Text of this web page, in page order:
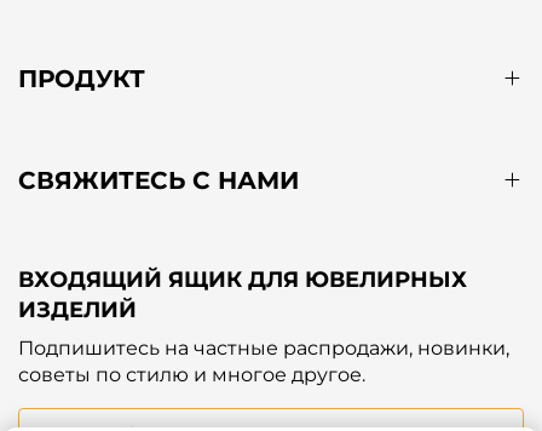
ПРОДУКТ
СВЯЖИТЕСЬ С НАМИ
ВХОДЯЩИЙ ЯЩИК ДЛЯ ЮВЕЛИРНЫХ
ИЗДЕЛИЙ
Подпишитесь на частные распродажи, новинки,
советы по стилю и многое другое.